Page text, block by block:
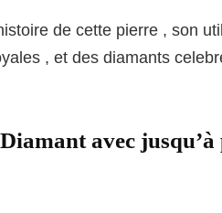
de cette pierre , son
, et des diamants
avec